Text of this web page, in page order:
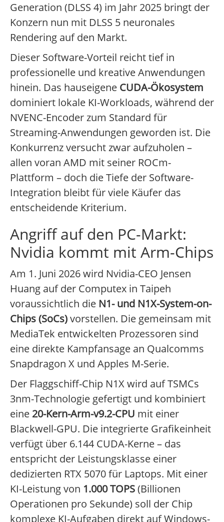
Generation (DLSS 4) im Jahr 2025 bringt der
Konzern nun mit DLSS 5 neuronales
Rendering auf den Markt.
Dieser Software-Vorteil reicht tief in
professionelle und kreative Anwendungen
hinein. Das hauseigene CUDA-Ökosystem
dominiert lokale KI-Workloads, während der
NVENC-Encoder zum Standard für
Streaming-Anwendungen geworden ist. Die
Konkurrenz versucht zwar aufzuholen –
allen voran AMD mit seiner ROCm-
Plattform – doch die Tiefe der Software-
Integration bleibt für viele Käufer das
entscheidende Kriterium.
Angriff auf den PC-Markt:
Nvidia kommt mit Arm-Chips
Am 1. Juni 2026 wird Nvidia-CEO Jensen
Huang auf der Computex in Taipeh
voraussichtlich die N1- und N1X-System-on-
Chips (SoCs)vorstellen. Die gemeinsam mit
MediaTek entwickelten Prozessoren sind
eine direkte Kampfansage an Qualcomms
Snapdragon X und Apples M-Serie.
Der Flaggschiff-Chip N1X wird auf TSMCs
3nm-Technologie gefertigt und kombiniert
eine 20-Kern-Arm-v9.2-CPU mit einer
Blackwell-GPU. Die integrierte Grafikeinheit
verfügt über 6.144 CUDA-Kerne – das
entspricht der Leistungsklasse einer
dedizierten RTX 5070 für Laptops. Mit einer
KI-Leistung von 1.000 TOPS(Billionen
Operationen pro Sekunde) soll der Chip
komplexe KI-Aufgaben direkt auf Windows-